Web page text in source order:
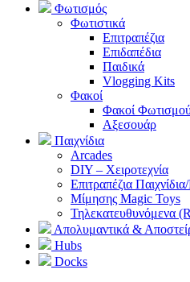
Φωτισμός
Φωτιστικά
Επιτραπέζια
Επιδαπέδια
Παιδικά
Vlogging Kits
Φακοί
Φακοί
Αξεσουάρ
Παιχνίδια
Arcades
DIY – Χειροτεχνία
Επιτραπέζια
Μίμησης Magic Toys
Τηλεκατευθυνόμενα
Απολυμαντικά &
Hubs
Docks